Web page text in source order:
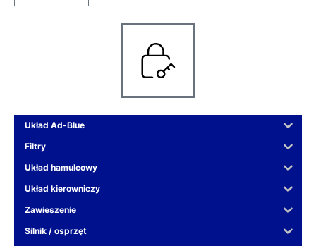
Układ Ad-Blue
Filtry
Układ hamulcowy
Układ kierowniczy
Zawieszenie
Silnik / osprzęt